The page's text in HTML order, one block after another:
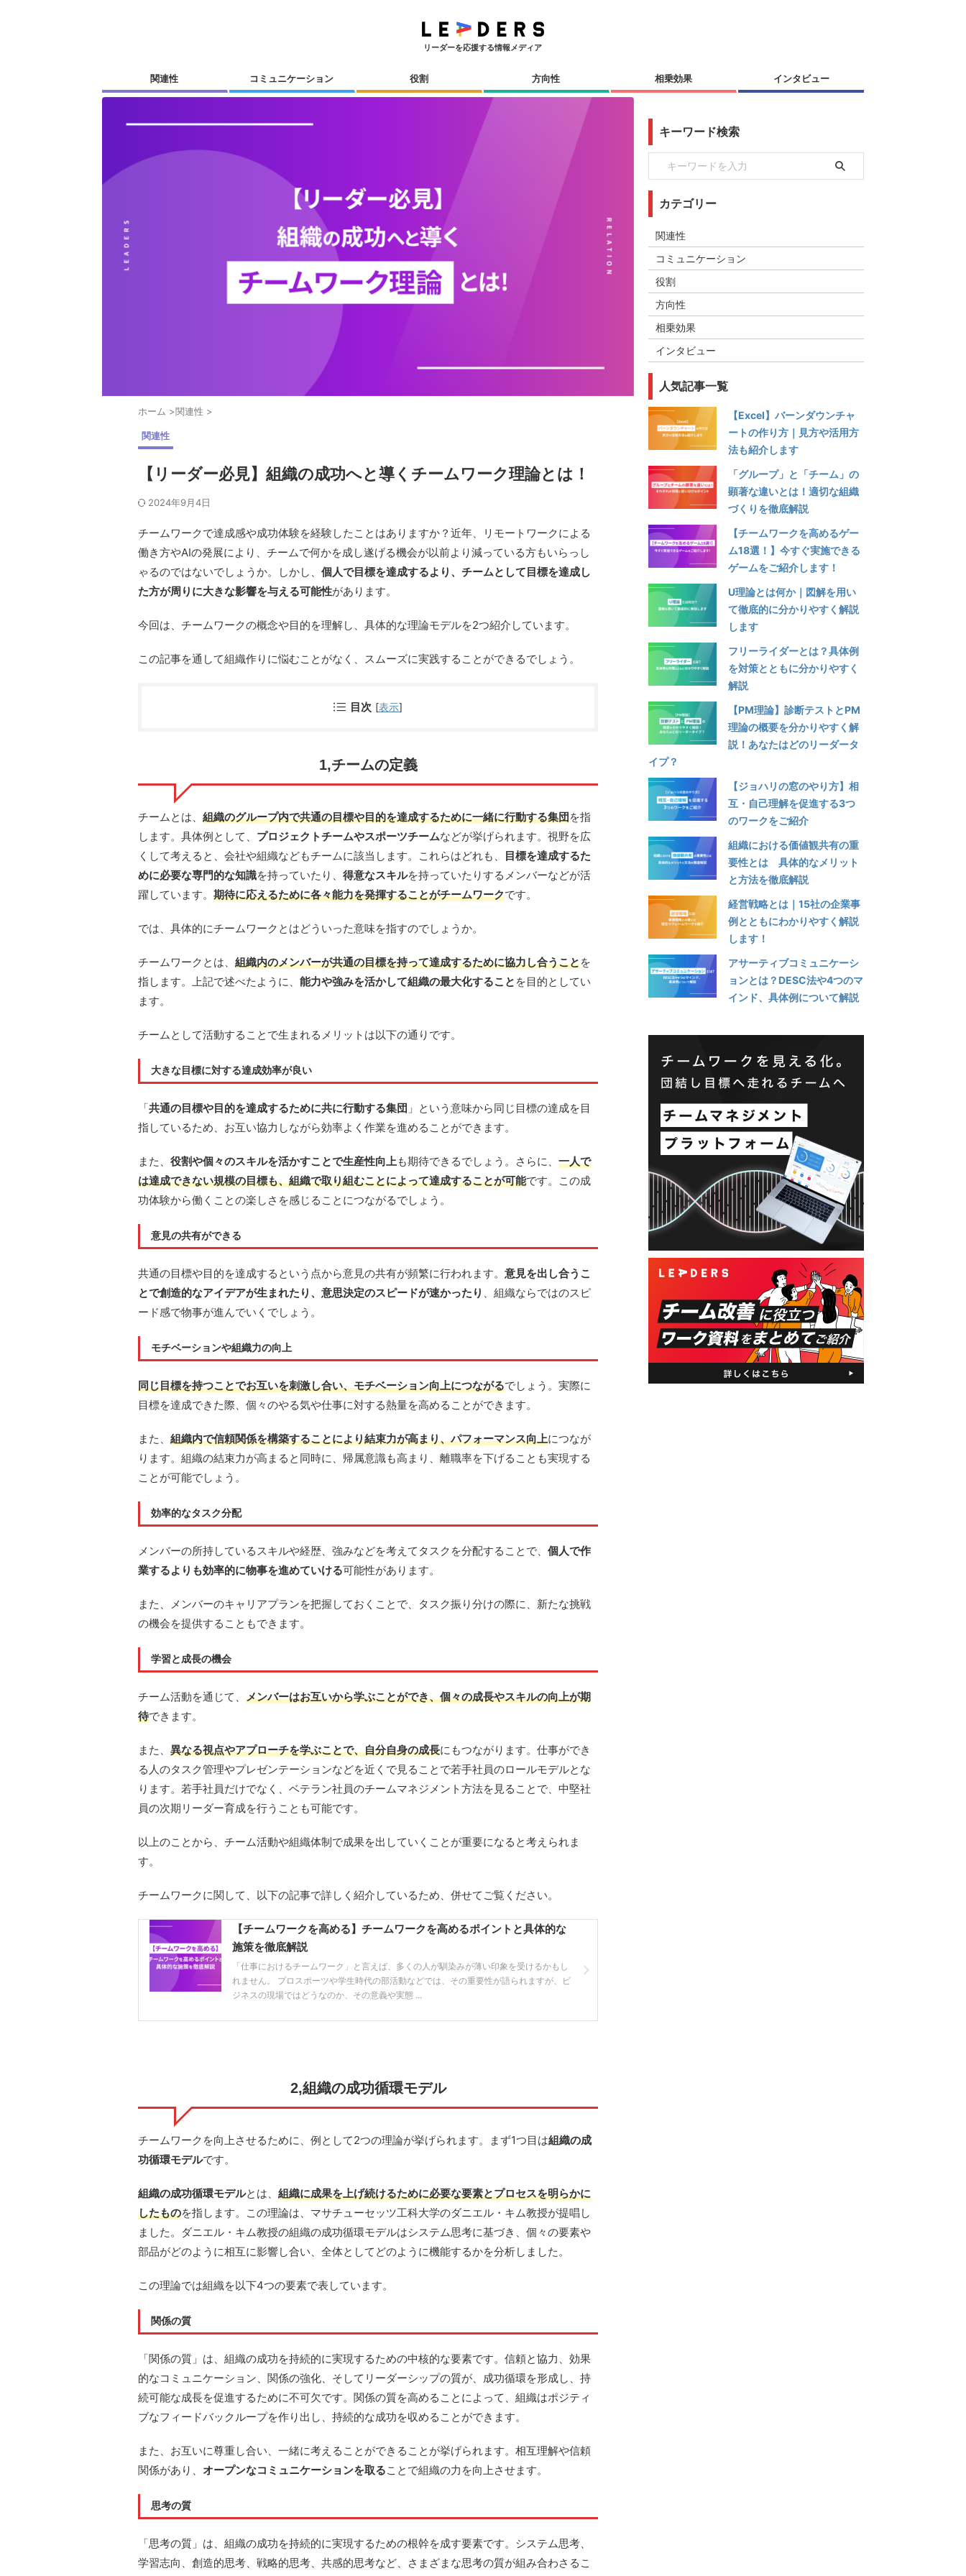
リーダーを応援する情報メディア
関連性 コミュニケーション 役割 方向性 相乗効果 インタビュー
ホーム >関連性 >
関連性
【リーダー必見】組織の成功へと導くチームワーク理論とは！
2024年9月4日
チームワークで達成感や成功体験を経験したことはありますか？近年、リモートワークによる
働き方やAIの発展により、チームで何かを成し遂げる機会が以前より減っている方もいらっし
ゃるのではないでしょうか。しかし、 個人で目標を達成するより、チームとして目標を達成し
た方が周りに大きな影響を与える可能性があります。
今回は、チームワークの概念や目的を理解し、具体的な理論モデルを2つ紹介しています。
この記事を通して組織作りに悩むことがなく、スムーズに実践することができるでしょう。
目次 [表示]
1,チームの定義
チームとは、 組織のグループ内で共通の目標や目的を達成するために一緒に行動する集団を指
します。具体例として、 プロジェクトチームやスポーツチームなどが挙げられます。視野を広
くして考えると、会社や組織などもチームに該当します。これらはどれも、
目標を達成するた
めに必要な専門的な知識を持っていたり、 得意なスキルを持っていたりするメンバーなどが活
躍しています。 期待に応えるために各々能力を発揮することがチームワークです。
では、具体的にチームワークとはどういった意味を指すのでしょうか。
チームワークとは、 組織内のメンバーが共通の目標を持って達成するために協力し合うことを
指します。上記で述べたように、 能力や強みを活かして組織の最大化すること を目的としてい
ます。
チームとして活動することで生まれるメリットは以下の通りです。
大きな目標に対する達成効率が良い
「共通の目標や目的を達成するために共に行動する集団 」という意味から同じ目標の達成を目
指しているため、お互い協力しながら効率よく作業を進めることができます。
また、 役割や個々のスキルを活かすことで生産性向上も期待できるでしょう。さらに、 一人で
は達成できない規模の目標も、組織で取り組むことによって達成することが可能です。この成
功体験から働くことの楽しさを感じることにつながるでしょう。
意見の共有ができる
共通の目標や目的を達成するという点から意見の共有が頻繁に行われます。 意見を出し合うこ
とで創造的なアイデアが生まれたり、意思決定のスピードが速かったり 、組織ならではのスピ
ード感で物事が進んでいくでしょう。
モチベーションや組織力の向上
同じ目標を持つことでお互いを刺激し合い、モチベーション向上につながるでしょう。実際に
目標を達成できた際、個々のやる気や仕事に対する熱量を高めることができます。
また、 組織内で信頼関係を構築することにより結束力が高まり、パフォーマンス向上につなが
ります。組織の結束力が高まると同時に、帰属意識も高まり、離職率を下げることも実現する
ことが可能でしょう。
効率的なタスク分配
メンバーの所持しているスキルや経歴、強みなどを考えてタスクを分配することで、 個人で作
業するよりも効率的に物事を進めていける可能性があります。
また、メンバーのキャリアプランを把握しておくことで、タスク振り分けの際に、新たな挑戦
の機会を提供することもできます。
学習と成長の機会
チーム活動を通じて、 メンバーはお互いから学ぶことができ、個々の成長やスキルの向上が期
待できます。
また、 異なる視点やアプローチを学ぶことで、自分自身の成長にもつながります。仕事ができ
る人のタスク管理やプレゼンテーションなどを近くで見ることで若手社員のロールモデルとな
ります。若手社員だけでなく、ベテラン社員のチームマネジメント方法を見ることで、中堅社
員の次期リーダー育成を行うことも可能です。
以上のことから、チーム活動や組織体制で成果を出していくことが重要になると考えられま
す。
チームワークに関して、以下の記事で詳しく紹介しているため、併せてご覧ください。
【チームワークを高める】チームワークを高めるポイントと具体的な
施策を徹底解説
「仕事におけるチームワーク」と言えば、多くの人が馴染みが薄い印象を受けるかもし
れません。 プロスポーツや学生時代の部活動などでは、その重要性が語られますが、ビ
ジネスの現場ではどうなのか、その意義や実態 ...
2,組織の成功循環モデル
チームワークを向上させるために、例として2つの理論が挙げられます。まず1つ目は組織の成
功循環モデルです。
組織の成功循環モデルとは、 組織に成果を上げ続けるために必要な要素とプロセスを明らかに
したものを指します。この理論は、マサチューセッツ工科大学のダニエル・キム教授が提唱し
ました。ダニエル・キム教授の組織の成功循環モデルはシステム思考に基づき、個々の要素や
部品がどのように相互に影響し合い、全体としてどのように機能するかを分析しました。
この理論では組織を以下4つの要素で表しています。
関係の質
「関係の質」は、組織の成功を持続的に実現するための中核的な要素です。信頼と協力、効果
的なコミュニケーション、関係の強化、そしてリーダーシップの質が、成功循環を形成し、持
続可能な成長を促進するために不可欠です。関係の質を高めることによって、組織はポジティ
ブなフィードバックループを作り出し、持続的な成功を収めることができます。
また、お互いに尊重し合い、一緒に考えることができることが挙げられます。相互理解や信頼
関係があり、 オープンなコミュニケーションを取ることで組織の力を向上させます。
思考の質
「思考の質」は、組織の成功を持続的に実現するための根幹を成す要素です。システム思考、
学習志向、創造的思考、戦略的思考、共感的思考など、さまざまな思考の質が組み合わさるこ
キーワード検索
カテゴリー
関連性
コミュニケーション
役割
方向性
相乗効果
インタビュー
人気記事一覧
【Excel】バーンダウンチャ
ートの作り方｜見方や活用方
法も紹介します
「グループ」と「チーム」の
顕著な違いとは！適切な組織
づくりを徹底解説
【チームワークを高めるゲー
ム18選！】今すぐ実施できる
ゲームをご紹介します！
U理論とは何か｜図解を用い
て徹底的に分かりやすく解説
します
フリーライダーとは？具体例
を対策とともに分かりやすく
解説
【PM理論】診断テストとPM
理論の概要を分かりやすく解
説！あなたはどのリーダータ
イプ？
【ジョハリの窓のやり方】相
互・自己理解を促進する3つ
のワークをご紹介
組織における価値観共有の重
要性とは 具体的なメリット
と方法を徹底解説
経営戦略とは｜15社の企業事
例とともにわかりやすく解説
します！
アサーティブコミュニケーシ
ョンとは？DESC法や4つのマ
インド、具体例について解説